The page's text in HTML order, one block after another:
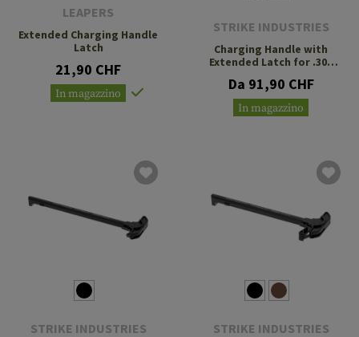
LEAPERS
Extended Charging Handle
Latch
21,90 CHF
In magazzino
STRIKE INDUSTRIES
Charging Handle with
Extended Latch for .308
Da 91,90 CHF
In magazzino
STRIKE INDUSTRIES STRIKE INDUSTRIES